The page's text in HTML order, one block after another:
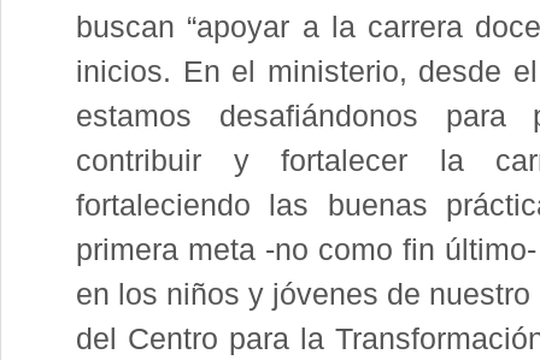
buscan “apoyar a la carrera
inicios. En el ministerio, desde
estamos desafiándonos para
contribuir y fortalecer la
fortaleciendo las buenas
primera meta -no como fin
en los niños y jóvenes de
del Centro para la